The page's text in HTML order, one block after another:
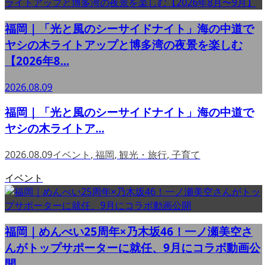
福岡｜「光と風のシーサイドナイト」海の中道で
ヤシの木ライトアップと博多湾の夜景を楽しむ
【2026年8...
2026.08.09
福岡｜「光と風のシーサイドナイト」海の中道で
ヤシの木ライトア...
2026.08.09イベント , 福岡, 観光・旅行, 子育て
イベント
福岡｜めんべい25周年×乃木坂46！一ノ瀬美空さ
んがトップサポーターに就任、9月にコラボ動画公